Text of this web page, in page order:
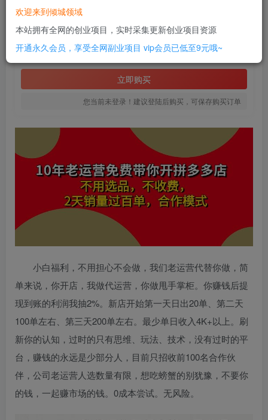
此内容为付费资源，请付费后查看
￥12
SVIP全站会员免费
立即购买
您当前未登录！建议登陆后购买，可保存购买订单
小白福利，不用担心不会做，我们老运营代替你做，简
单来说，你开店，我做代运营，你做甩手掌柜。你赚钱后提
现到账的利润我抽2%。新店开始第一天日出20单、第二天
100单左右、第三天200单左右。最少单日收入4K+以上。刷
新你的认知，过时的只有思维、玩法、技术，没有过时的平
台，赚钱的永远是少部分人，目前只招收前100名合作伙
伴，公司老运营人选数量有限，想吃螃蟹的别犹豫，不要你
的钱，一起赚市场的钱。0成本尝试。无风险。
欢迎来到倾城领域
本站拥有全网的创业项目，实时采集更新创业项目资源
开通永久会员，享受全网副业项目 vip会员已低至9元哦~